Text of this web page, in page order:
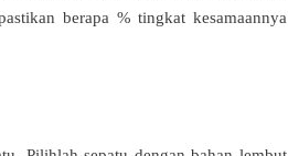
berapa % tingkat kesamaannya